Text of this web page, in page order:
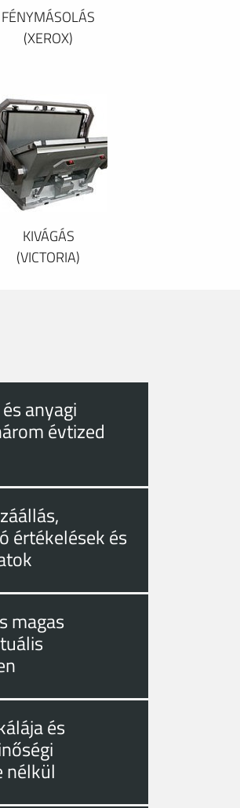
FÉNYMÁSOLÁS
(XEROX)
KIVÁGÁS
(VICTORIA)
anyagi
évtized
értékelések és
magas
és
nélkül